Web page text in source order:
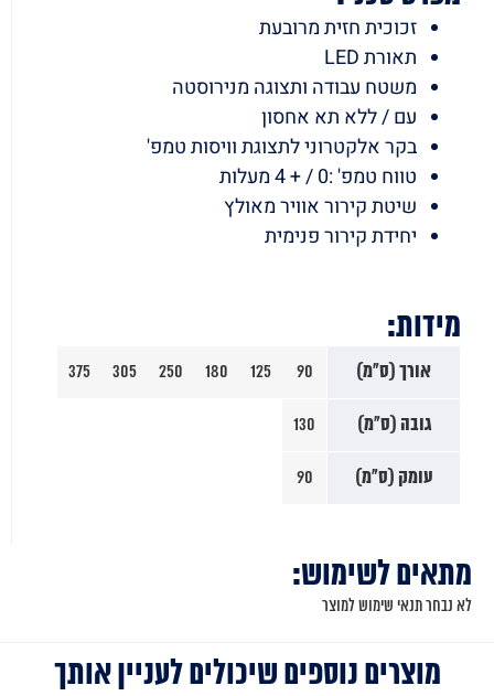
זכוכית חזית מרובעת
תאורת LED
משטח עבודה ותצוגה מנירוסטה
עם / ללא תא אחסון
בקר אלקטרוני לתצוגת וויסות טמפ'
טווח טמפ' :0 / + 4 מעלות
שיטת קירור אוויר מאולץ
יחידת קירור פנימית
מידות:
אורך (ס"מ) 90
125
180
250
305
375
גובה (ס"מ) 130
עומק (ס"מ) 90
מתאים לשימוש:
לא נבחר תנאי שימוש למוצר
מוצרים נוספים שיכולים לעניין אותך